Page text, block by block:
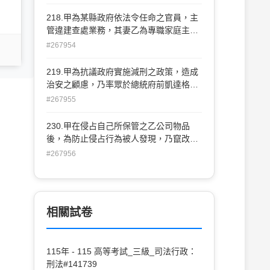
罪(刑法第 320條) (D)侵占罪(刑法第336
條第 1項)
218.甲為某縣政府依法令任命之官員，主
管違建查處業務，其妻乙為專職家庭主
婦。某日，乙在甲不知情之情況下，收取
說。試問：乙、丙之行為，應如何論處？
(A)乙成立收受賄賂罪，丙成立行賄罪 (B)
#267954
219.甲為抗議政府實施減刑之政策，造成
治安之顧慮，乃率眾於總統府前凱達格蘭
大道上靜坐抗議，意圖為強暴脅迫，已受
散。甲之行為已經成立刑法上之犯罪，此
種犯罪型態，在學說上稱為： (A)純正作
#267955
230.甲在侵占自己所保管之乙公司物品
後，為防止侵占行為被人發現，乃竄改公
司之帳冊紀錄。試問：依據現行刑法規定
成立侵占罪與偽造私文書罪，依數罪併罰
處斷 (B)偽造私文書行為屬於不罰後行
侵占行為屬於不罰前行為，被偽造私文書
行為所吸收，僅論以偽造私文書罪 (D)成
罪併罰處斷
#267956
相關試卷
115年 - 115 高等考試_三級_司法行政：
刑法#141739